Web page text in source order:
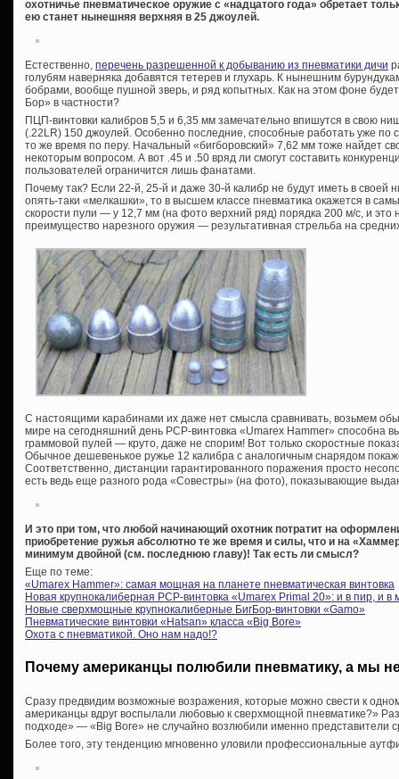
охотничье пневматическое оружие с «надцатого года» обретает
ею станет нынешняя верхняя в 25 джоулей.
Естественно, перечень разрешенной к добыванию из пневматики дичи
голубям наверняка добавятся тетерев и глухарь. К нынешним
бобрами, вообще пушной зверь, и ряд копытных. Как на этом фоне
Бор» в частности?
ПЦП-винтовки калибров 5,5 и 6,35 мм замечательно впишутся в свою
(.22LR) 150 джоулей. Особенно последние, способные работать уже по
то же время по перу. Начальный «бигборовский» 7,62 мм тоже найдет
некоторым вопросом. А вот .45 и .50 вряд ли смогут составить
пользователей ограничится лишь фанатами.
Почему так? Если 22-й, 25-й и даже 30-й калибр не будут иметь в своей
опять-таки «мелкашки», то в высшем классе пневматика окажется в
скорости пули — у 12,7 мм (на фото верхний ряд) порядка 200 м/с, и это
преимущество нарезного оружия — результативная стрельба на
С настоящими карабинами их даже нет смысла сравнивать, возьмем
мире на сегодняшний день PCP-винтовка «Umarex Hammer» способна
граммовой пулей — круто, даже не спорим! Вот только скоростные
Обычное дешевенькое ружье 12 калибра с аналогичным снарядом
Соответственно, дистанции гарантированного поражения просто
есть ведь еще разного рода «Совестры» (на фото), показывающие
И это при том, что любой начинающий охотник потратит на
приобретение ружья абсолютно те же время и силы, что и на
минимум двойной (см. последнюю главу)! Так есть ли смысл?
Еще по теме:
«Umarex Hammer»: самая мощная на планете пневматическая винтовка
Новая крупнокалиберная PCP-винтовка «Umarex Primal 20»: и в пир, и в
Новые сверхмощные крупнокалиберные БигБор-винтовки «Gamo»
Пневматические винтовки «Hatsan» класса «Big Bore»
Охота с пневматикой. Оно нам надо!?
Почему американцы полюбили пневматику, а мы
Сразу предвидим возможные возражения, которые можно свести к
американцы вдруг воспылали любовью к сверхмощной пневматике?»
подходе» — «Big Bore» не случайно возлюбили именно представители
Более того, эту тенденцию мгновенно уловили профессиональные